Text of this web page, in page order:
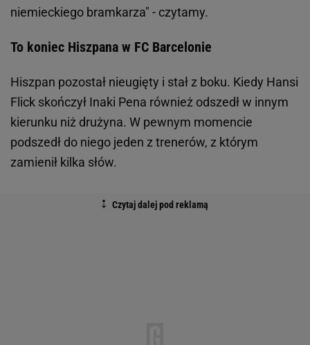
niemieckiego bramkarza" - czytamy.
To koniec Hiszpana w FC Barcelonie
Hiszpan pozostał nieugięty i stał z boku. Kiedy Hansi
Flick skończył Inaki Pena również odszedł w innym
kierunku niż drużyna. W pewnym momencie
podszedł do niego jeden z trenerów, z którym
zamienił kilka słów.